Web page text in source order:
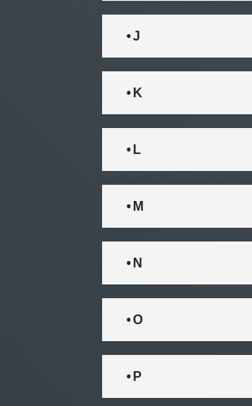
• J
• K
• L
• M
• N
• O
• P